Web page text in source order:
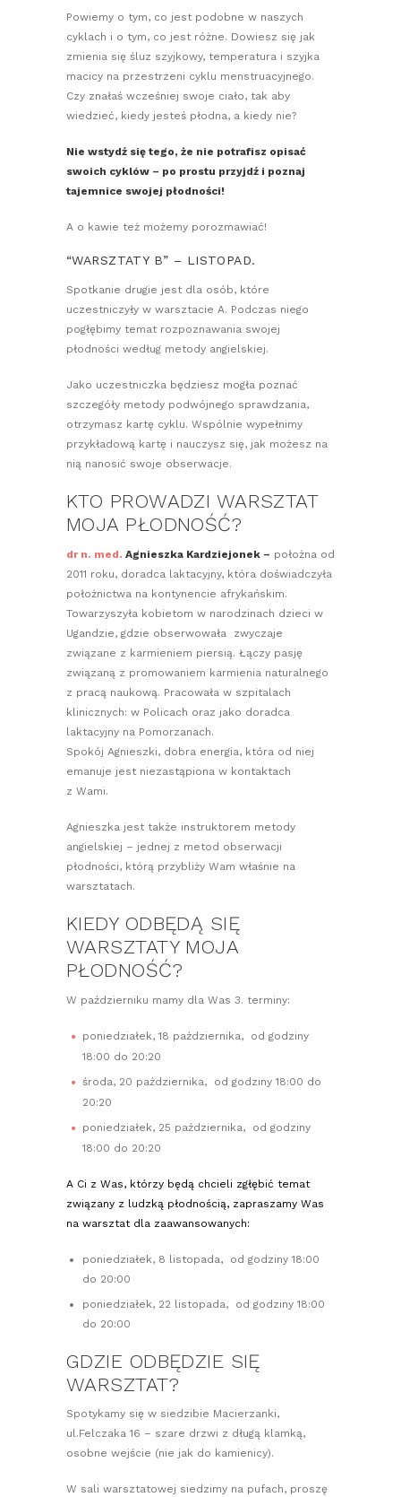
Powiemy o tym, co jest podobne w naszych
cyklach i o tym, co jest różne. Dowiesz się jak
zmienia się śluz szyjkowy, temperatura i szyjka
macicy na przestrzeni cyklu menstruacyjnego.
Czy znałaś wcześniej swoje ciało, tak aby
wiedzieć, kiedy jesteś płodna, a kiedy nie?
Nie wstydź się tego, że nie potrafisz opisać
swoich cyklów – po prostu przyjdź i poznaj
tajemnice swojej płodności!
A o kawie też możemy porozmawiać!
“WARSZTATY B” – LISTOPAD.
Spotkanie drugie jest dla osób, które
uczestniczyły w warsztacie A. Podczas niego
pogłębimy temat rozpoznawania swojej
płodności według metody angielskiej.
Jako uczestniczka będziesz mogła poznać
szczegóły metody podwójnego sprawdzania,
otrzymasz kartę cyklu. Wspólnie wypełnimy
przykładową kartę i nauczysz się, jak możesz na
nią nanosić swoje obserwacje.
KTO PROWADZI WARSZTAT
MOJA PŁODNOŚĆ?
dr n. med. Agnieszka Kardziejonek – położna od
2011 roku, doradca laktacyjny, która doświadczyła
położnictwa na kontynencie afrykańskim.
Towarzyszyła kobietom w narodzinach dzieci w
Ugandzie, gdzie obserwowała zwyczaje
związane z karmieniem piersią. Łączy pasję
związaną z promowaniem karmienia naturalnego
z pracą naukową. Pracowała w szpitalach
klinicznych: w Policach oraz jako doradca
laktacyjny na Pomorzanach.
Spokój Agnieszki, dobra energia, która od niej
emanuje jest niezastąpiona w kontaktach
z Wami.
Agnieszka jest także instruktorem metody
angielskiej – jednej z metod obserwacji
płodności, którą przybliży Wam właśnie na
warsztatach.
KIEDY ODBĘDĄ SIĘ
WARSZTATY MOJA
PŁODNOŚĆ?
W październiku mamy dla Was 3. terminy:
poniedziałek, 18 października, od godziny
18:00 do 20:20
środa, 20 października, od godziny 18:00 do
20:20
poniedziałek, 25 października, od godziny
18:00 do 20:20
A Ci z Was, którzy będą chcieli zgłębić temat
związany z ludzką płodnością, zapraszamy Was
na warsztat dla zaawansowanych:
poniedziałek, 8 listopada, od godziny 18:00
do 20:00
poniedziałek, 22 listopada, od godziny 18:00
do 20:00
GDZIE ODBĘDZIE SIĘ
WARSZTAT?
Spotykamy się w siedzibie Macierzanki,
ul.Felczaka 16 – szare drzwi z długą klamką,
osobne wejście (nie jak do kamienicy).
W sali warsztatowej siedzimy na pufach, proszę